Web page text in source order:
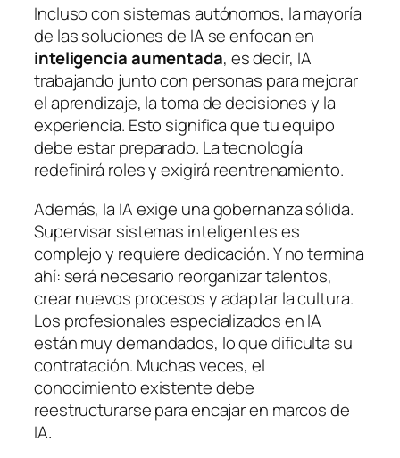
Incluso con sistemas autónomos, la mayoría
de las soluciones de IA se enfocan en
inteligencia aumentada, es decir, IA
trabajando junto con personas para mejorar
el aprendizaje, la toma de decisiones y la
experiencia. Esto significa que tu equipo
debe estar preparado. La tecnología
redefinirá roles y exigirá reentrenamiento.
Además, la IA exige una gobernanza sólida.
Supervisar sistemas inteligentes es
complejo y requiere dedicación. Y no termina
ahí: será necesario reorganizar talentos,
crear nuevos procesos y adaptar la cultura.
Los profesionales especializados en IA
están muy demandados, lo que dificulta su
contratación. Muchas veces, el
conocimiento existente debe
reestructurarse para encajar en marcos de
IA.